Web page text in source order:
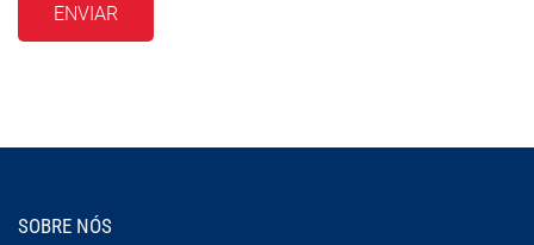
SOBRE NÓS